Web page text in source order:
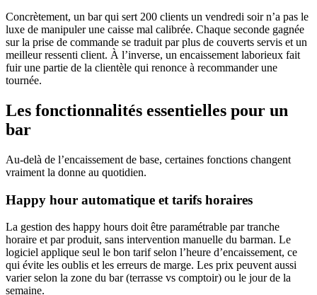
Concrètement, un bar qui sert 200 clients un vendredi soir n’a pas le
luxe de manipuler une caisse mal calibrée. Chaque seconde gagnée
sur la prise de commande se traduit par plus de couverts servis et un
meilleur ressenti client. À l’inverse, un encaissement laborieux fait
fuir une partie de la clientèle qui renonce à recommander une
tournée.
Les fonctionnalités essentielles pour un
bar
Au-delà de l’encaissement de base, certaines fonctions changent
vraiment la donne au quotidien.
Happy hour automatique et tarifs horaires
La gestion des happy hours doit être paramétrable par tranche
horaire et par produit, sans intervention manuelle du barman. Le
logiciel applique seul le bon tarif selon l’heure d’encaissement, ce
qui évite les oublis et les erreurs de marge. Les prix peuvent aussi
varier selon la zone du bar (terrasse vs comptoir) ou le jour de la
semaine.